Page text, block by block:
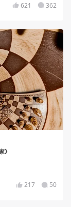
621 362
》
217 50